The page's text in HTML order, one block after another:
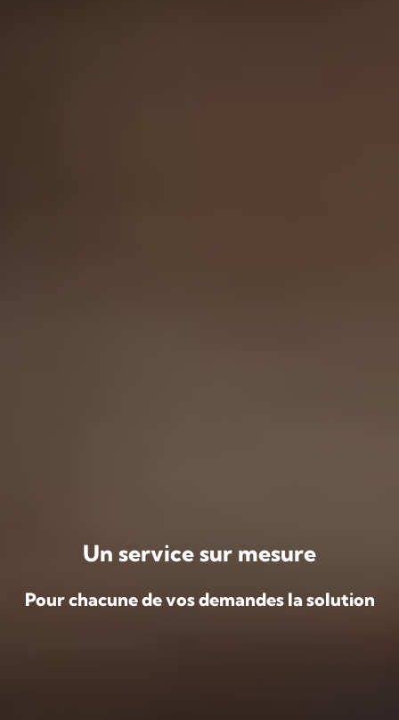
Un service sur mesure
Pour chacune de vos demandes la solution